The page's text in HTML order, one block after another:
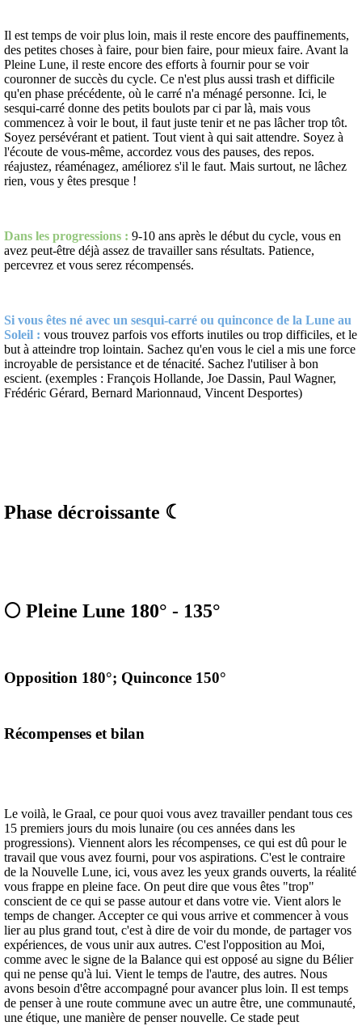
Il est temps de voir plus loin, mais il reste encore des pauffinements,
des petites choses à faire, pour bien faire, pour mieux faire. Avant la
Pleine Lune, il reste encore des efforts à fournir pour se voir
couronner de succès du cycle. Ce n'est plus aussi trash et difficile
qu'en phase précédente, où le carré n'a ménagé personne. Ici, le
sesqui-carré donne des petits boulots par ci par là, mais vous
commencez à voir le bout, il faut juste tenir et ne pas lâcher trop tôt.
Soyez persévérant et patient. Tout vient à qui sait attendre. Soyez à
l'écoute de vous-même, accordez vous des pauses, des repos.
réajustez, réaménagez, améliorez s'il le faut. Mais surtout, ne lâchez
rien, vous y êtes presque !
Dans les progressions : 9-10 ans après le début du cycle, vous en
avez peut-être déjà assez de travailler sans résultats. Patience,
percevrez et vous serez récompensés.
Si vous êtes né avec un sesqui-carré ou quinconce de la Lune au
Soleil : vous trouvez parfois vos efforts inutiles ou trop difficiles, et le
but à atteindre trop lointain. Sachez qu'en vous le ciel a mis une force
incroyable de persistance et de ténacité. Sachez l'utiliser à bon
escient. (exemples : François Hollande, Joe Dassin, Paul Wagner,
Frédéric Gérard, Bernard Marionnaud, Vincent Desportes)
Phase décroissante ☾
🌕 Pleine Lune 180° - 135°
Opposition 180°; Quinconce 150°
Récompenses et bilan
Le voilà, le Graal, ce pour quoi vous avez travailler pendant tous ces
15 premiers jours du mois lunaire (ou ces années dans les
progressions). Viennent alors les récompenses, ce qui est dû pour le
travail que vous avez fourni, pour vos aspirations. C'est le contraire
de la Nouvelle Lune, ici, vous avez les yeux grands ouverts, la réalité
vous frappe en pleine face. On peut dire que vous êtes "trop"
conscient de ce qui se passe autour et dans votre vie. Vient alors le
temps de changer. Accepter ce qui vous arrive et commencer à vous
lier au plus grand tout, c'est à dire de voir du monde, de partager vos
expériences, de vous unir aux autres. C'est l'opposition au Moi,
comme avec le signe de la Balance qui est opposé au signe du Bélier
qui ne pense qu'à lui. Vient le temps de l'autre, des autres. Nous
avons besoin d'être accompagné pour avancer plus loin. Il est temps
de penser à une route commune avec un autre être, une communauté,
une étique, une manière de penser nouvelle. Ce stade peut